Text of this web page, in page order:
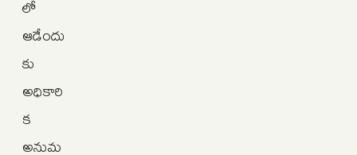
లో
ఆడేందు
కు
అధికారి
క
అనుమ